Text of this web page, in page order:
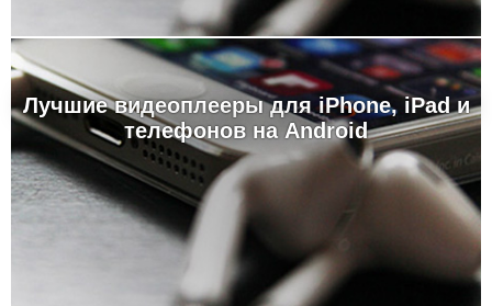
Лучшие видеоплееры для iPhone, iPad и
телефонов на Android